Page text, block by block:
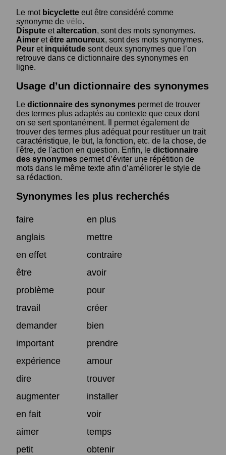
Le mot bicyclette eut être considéré comme
synonyme de vélo.
Dispute etaltercation, sont des mots synonymes.
Aimer etêtre amoureux, sont des mots synonymes.
Peur et inquiétude sont deux synonymes que l’on
retrouve dans ce dictionnaire des synonymes en
ligne.
Usage d’un dictionnaire des synonymes
Le dictionnaire des synonymes permet de trouver
des termes plus adaptés au contexte que ceux dont
on se sert spontanément. Il permet également de
trouver des termes plus adéquat pour restituer un trait
caractéristique, le but, la fonction, etc. de la chose, de
l'être, de l'action en question. Enfin, le dictionnaire
des synonymes permet d’éviter une répétition de
mots dans le même texte afin d’améliorer le style de
sa rédaction.
Synonymes les plus recherchés
faire
en plus
anglais
mettre
en effet
contraire
être
avoir
problème
pour
travail
créer
demander
bien
important
prendre
expérience
amour
dire
trouver
augmenter
installer
en fait
voir
aimer
temps
petit
obtenir